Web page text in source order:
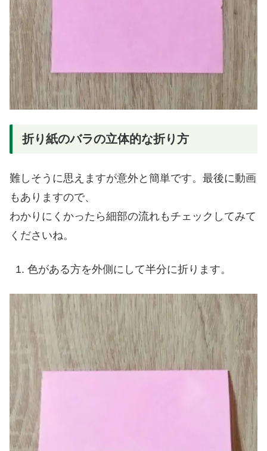
折り紙のバラの立体的な折り方
難しそうに思えますが意外と簡単です。最後に動画
もありますので、
わかりにくかったら細部の流れもチェックしてみて
くださいね。
色がある方を外側にして半分に折ります。